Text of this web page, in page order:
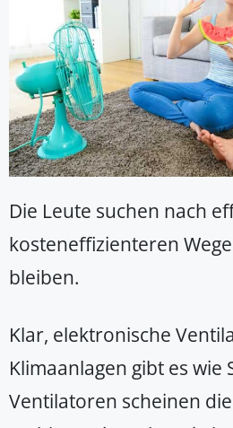
Die Leute suchen nach
kosteneffizienteren
bleiben.
Klar, elektronische
Klimaanlagen gibt es wie
Ventilatoren scheinen